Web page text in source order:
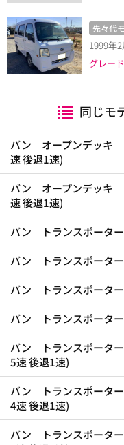
先々代
1999年
グレー
同じモ
バン オープンデッキ
速 後退1速)
バン オープンデッキ
速 後退1速)
バン トランスポーター
バン トランスポーター
バン トランスポーター
バン トランスポーター
バン トランスポータ
5速 後退1速)
バン トランスポータ
4速 後退1速)
バン トランスポータ